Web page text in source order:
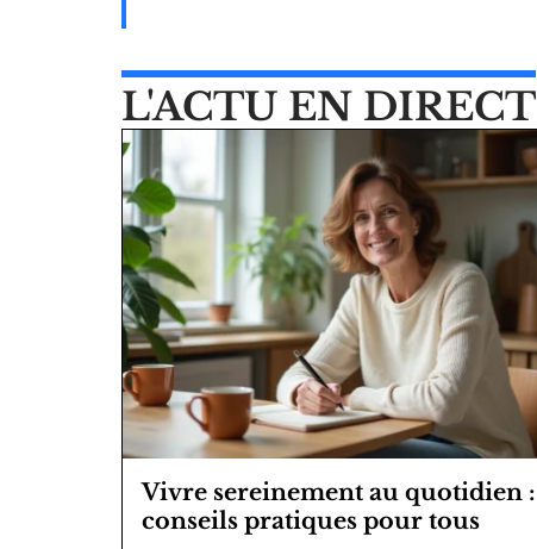
L'ACTU EN DIRECT
Vivre sereinement au quotidien :
conseils pratiques pour tous